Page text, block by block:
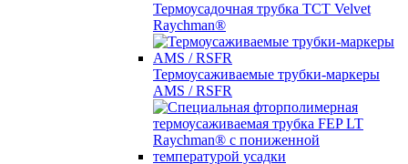
Термоусадочная трубка TCT Velvet
Raychman®
Термоусаживаемые трубки-маркеры
AMS / RSFR